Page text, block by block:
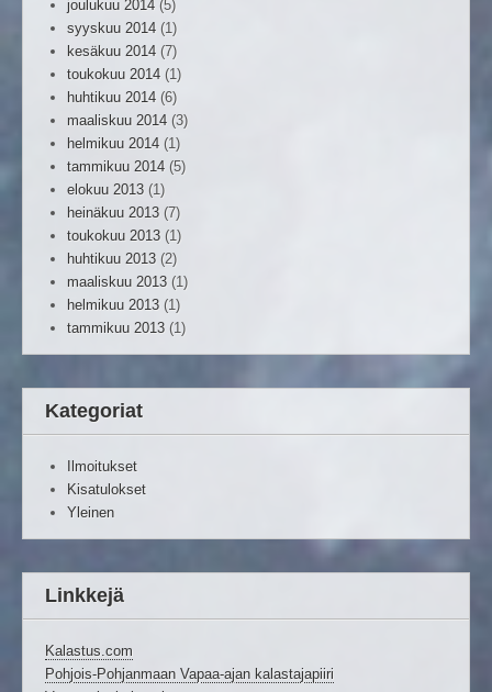
joulukuu 2014 (5)
syyskuu 2014 (1)
kesäkuu 2014 (7)
toukokuu 2014 (1)
huhtikuu 2014 (6)
maaliskuu 2014 (3)
helmikuu 2014 (1)
tammikuu 2014 (5)
elokuu 2013 (1)
heinäkuu 2013 (7)
toukokuu 2013 (1)
huhtikuu 2013 (2)
maaliskuu 2013 (1)
helmikuu 2013 (1)
tammikuu 2013 (1)
Kategoriat
Ilmoitukset
Kisatulokset
Yleinen
Linkkejä
Kalastus.com
Pohjois-Pohjanmaan Vapaa-ajan kalastajapiiri